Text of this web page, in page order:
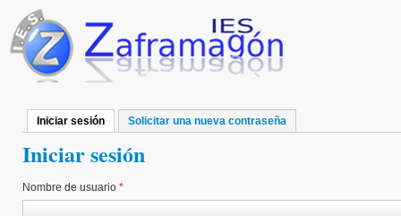
Pasar al contenido principal
Solapas principales
Iniciar sesión (solapa activa)
Solicitar una nueva contraseña
Iniciar sesión
Nombre de usuario *